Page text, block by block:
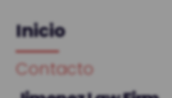
Inicio
Contacto